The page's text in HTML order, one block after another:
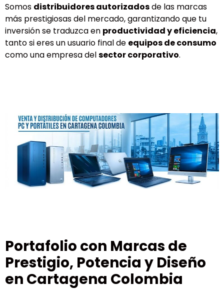
Somos distribuidores autorizadosde las marcas
más prestigiosas del mercado, garantizando que tu
inversión se traduzca en productividad y eficiencia,
tanto si eres un usuario final de equipos de consumo
como una empresa delsector corporativo.
Portafolio con Marcas de
Prestigio, Potencia y Diseño
en Cartagena Colombia